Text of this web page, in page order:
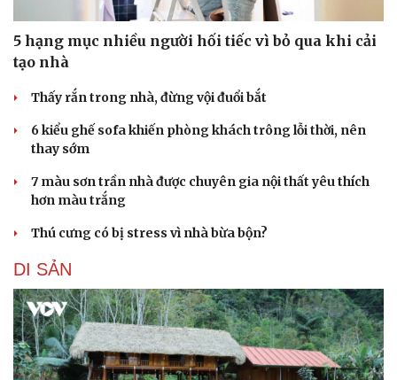
5 hạng mục nhiều người hối tiếc vì bỏ qua khi cải
tạo nhà
Thấy rắn trong nhà, đừng vội đuổi bắt
6 kiểu ghế sofa khiến phòng khách trông lỗi thời, nên
thay sớm
7 màu sơn trần nhà được chuyên gia nội thất yêu thích
hơn màu trắng
Thú cưng có bị stress vì nhà bừa bộn?
DI SẢN